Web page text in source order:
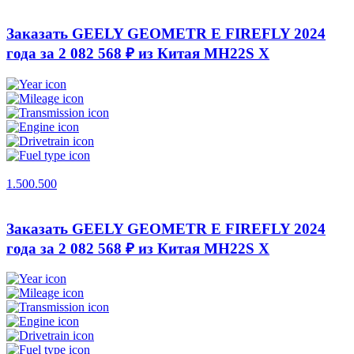
Заказать GEELY GEOMETR E FIREFLY 2024
года за 2 082 568 ₽ из Китая MH22S X
1.500.500
Заказать GEELY GEOMETR E FIREFLY 2024
года за 2 082 568 ₽ из Китая MH22S X